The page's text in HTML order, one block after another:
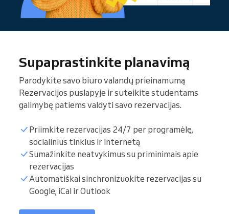
Supaprastinkite planavimą
Parodykite savo biuro valandų prieinamumą
Rezervacijos puslapyje ir suteikite studentams
galimybę patiems valdyti savo rezervacijas.
Priimkite rezervacijas 24/7 per programėlę,
socialinius tinklus ir internetą
Sumažinkite neatvykimus su priminimais apie
rezervacijas
Automatiškai sinchronizuokite rezervacijas su
Google, iCal ir Outlook